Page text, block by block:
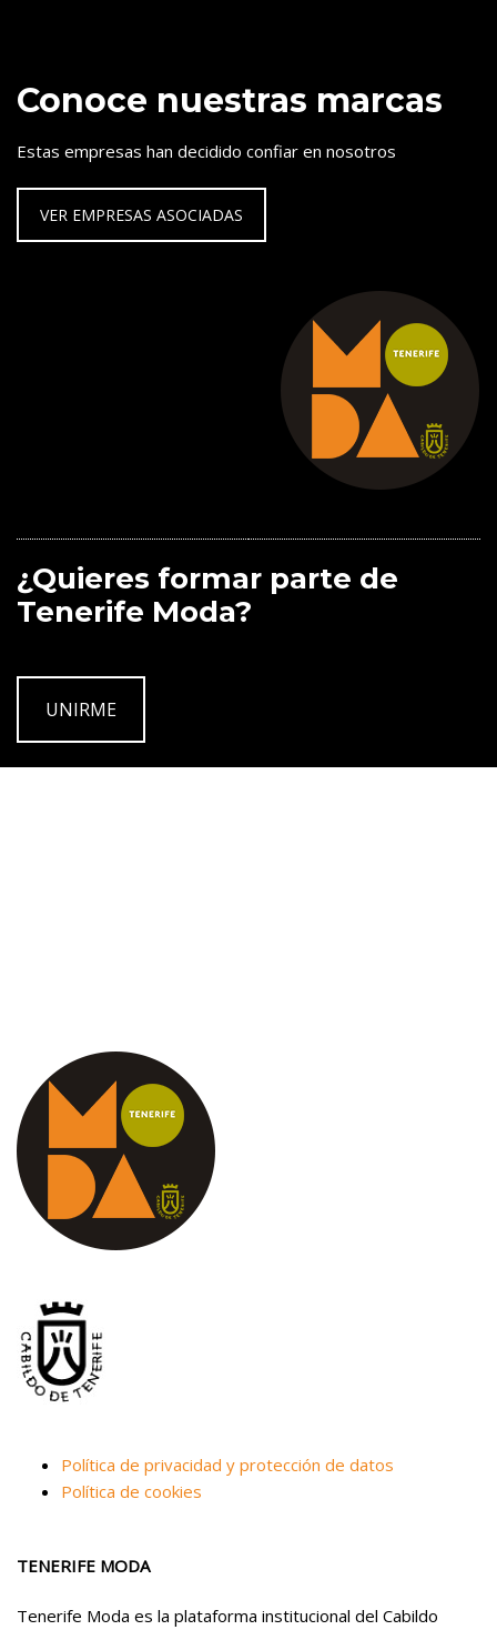
Conoce nuestras marcas
Estas empresas han decidido confiar en nosotros
VER EMPRESAS ASOCIADAS
¿Quieres formar parte de
Tenerife Moda?
UNIRME
Política de privacidad y protección de datos
Política de cookies
TENERIFE MODA
Tenerife Moda es la plataforma institucional del Cabildo